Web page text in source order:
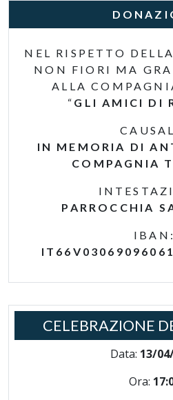
NEL RISPETTO
NON FIORI MA
ALLA
“ GLI AMICI DI
IN MEMORIA DI
COMPAGNIA
PARROCCHIA
IBAN:
CELEBRAZIONE
Data: 13/
Ora: